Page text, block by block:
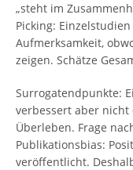
„steht im
Picking:
Aufmerksamkeit,
zeigen. Schätze
Surrogatendpunkte:
verbessert aber
Überleben. Frage
Publikationsbias:
veröffentlicht.